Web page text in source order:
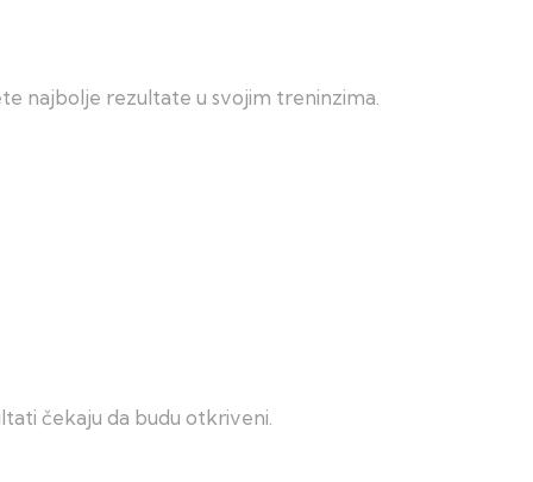
najbolje rezultate u svojim treninzima.
čekaju da budu otkriveni.